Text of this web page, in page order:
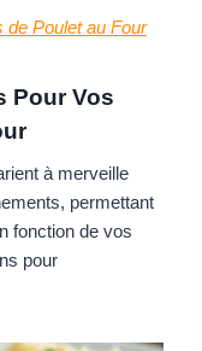
de Poulet au Four
Pour Vos
à merveille
permettant
fonction de vos
pour